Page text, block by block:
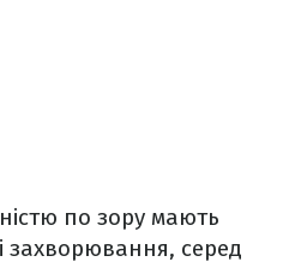
по зору мають
захворювання, серед